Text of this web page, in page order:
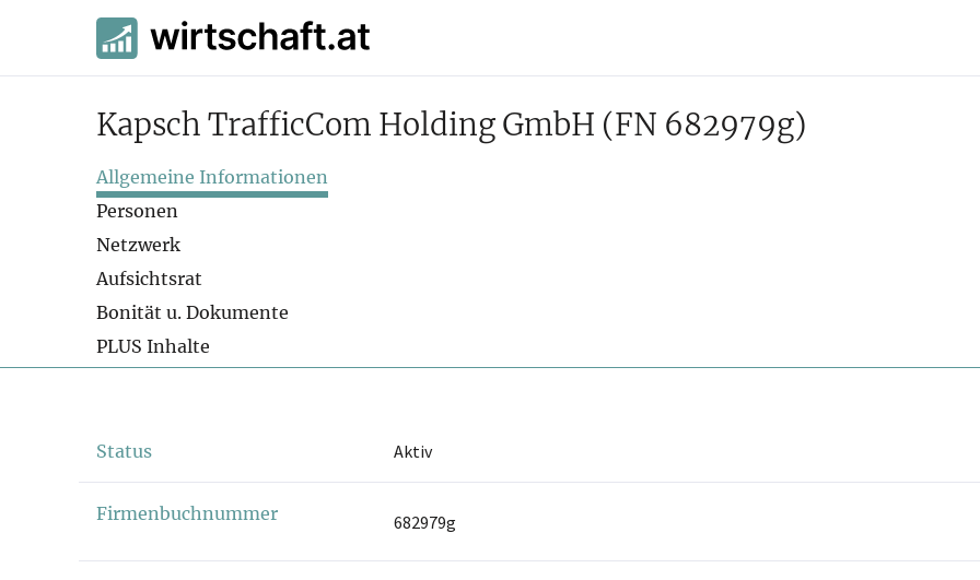
Kapsch TrafficCom Holding GmbH (FN 682979g)
Allgemeine Informationen
Personen
Netzwerk
Aufsichtsrat
Bonität u. Dokumente
PLUS Inhalte
Status Aktiv
Firmenbuchnummer 682979g